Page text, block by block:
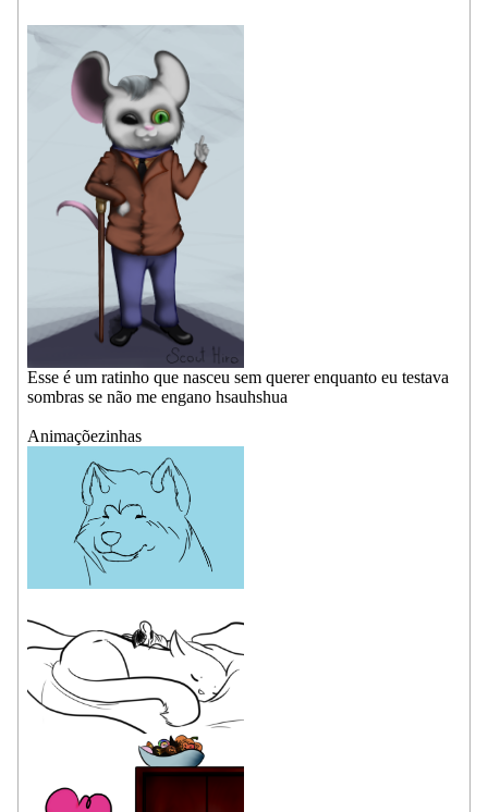
Esse é um ratinho que nasceu sem querer enquanto eu testava
sombras se não me engano hsauhshua
Animaçõezinhas